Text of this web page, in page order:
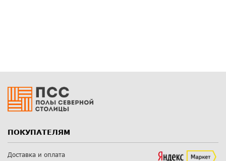
ПОКУПАТЕЛЯМ
Доставка и оплата